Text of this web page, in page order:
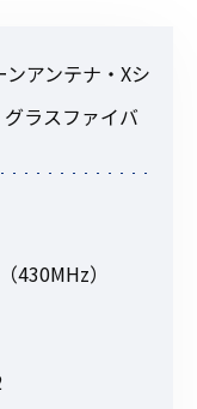
アンテナ・Xシ
ラスファイバ
）